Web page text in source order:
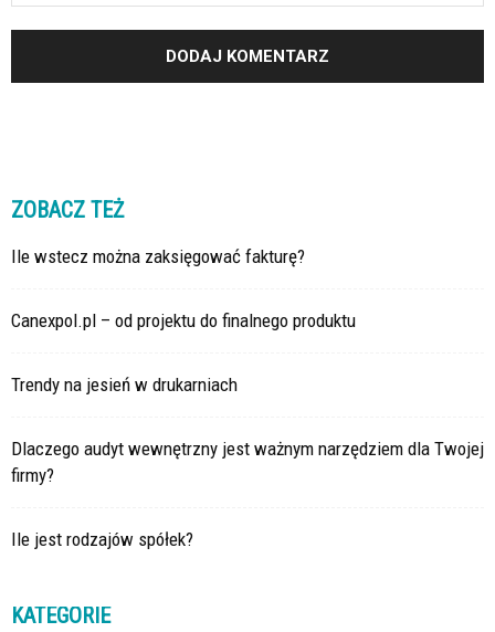
ZOBACZ TEŻ
Ile wstecz można zaksięgować fakturę?
Canexpol.pl – od projektu do finalnego produktu
Trendy na jesień w drukarniach
Dlaczego audyt wewnętrzny jest ważnym narzędziem dla Twojej
firmy?
Ile jest rodzajów spółek?
KATEGORIE